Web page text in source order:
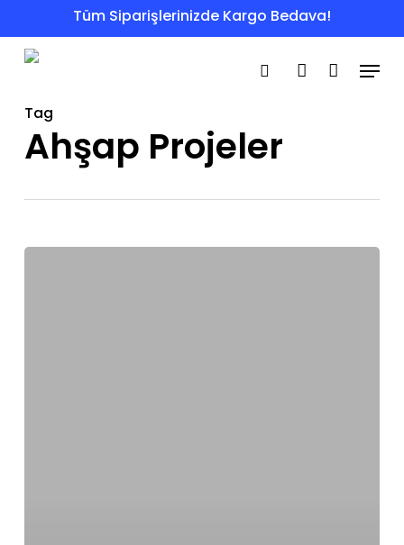
to
Tüm Siparişlerinizde Kargo Bedava!
search account
Menu
Tag
Ahşap Projeler